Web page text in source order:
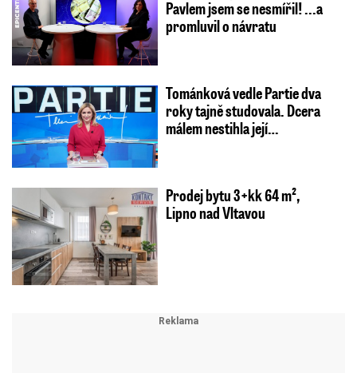
Pavlem jsem se nesmířil! ...a
promluvil o návratu
Tománková vedle Partie dva
roky tajně studovala. Dcera
málem nestihla její…
Prodej bytu 3+kk 64 m²,
Lipno nad Vltavou